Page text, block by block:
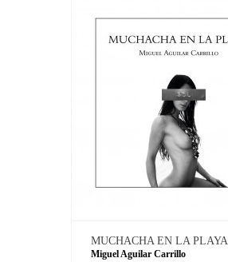
MUCHACHA EN LA PLAYA
Miguel Aguilar Carrillo